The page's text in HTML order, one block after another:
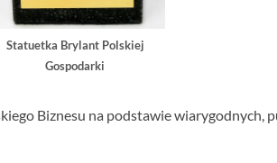
Statuetka Brylant Polskiej
Gospodarki
Biznesu na podstawie wiarygodnych,